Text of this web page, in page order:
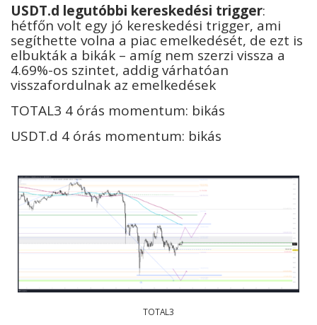
USDT.d legutóbbi kereskedési trigger:
hétfőn volt egy jó kereskedési trigger, ami
segíthette volna a piac emelkedését, de ezt is
elbukták a bikák – amíg nem szerzi vissza a
4.69%-os szintet, addig várhatóan
visszafordulnak az emelkedések
TOTAL3 4 órás momentum: bikás
USDT.d 4 órás momentum: bikás
TOTAL3